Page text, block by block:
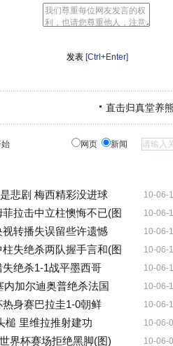
[Ctrl+Enter]
直击归真堂养
网页 新闻
10-06-
悲剧 梅西精彩没进球
10-06-
拉击中立柱懊悔不已(图
10-06-
转播失误留些许遗憾
10-06-
失绝杀两队握手言和(图
10-06-
绝杀1-1战平墨西哥
10-06-
加尔迪奥普绝杀法国
10-06-
身赛巴拉圭1-0朝鲜
10-06-
槌 里维拉推射建功
10-06-
界杯赛场拒绝黑脚(图)